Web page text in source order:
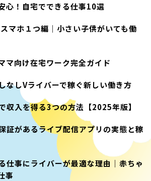
心！自宅でできる仕事10選
マホ１つ編｜小さい子供がいても働
マ向け在宅ワーク完全ガイド
なしVライバーで稼ぐ新しい働き方
収入を得る3つの方法【2025年版】
証があるライブ配信アプリの実態と稼
仕事にライバーが最適な理由｜赤ちゃ
事